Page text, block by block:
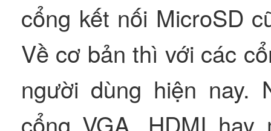
cổng kết nối MicroSD
Về cơ bản thì với các
người dùng hiện nay.
cổng VGA, HDMI